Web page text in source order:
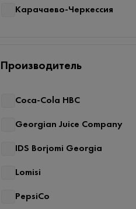
Карачаево-Черкессия
Производитель
Coca-Cola HBC
Georgian Juice Company
IDS Borjomi Georgia
Lomisi
PepsiCo